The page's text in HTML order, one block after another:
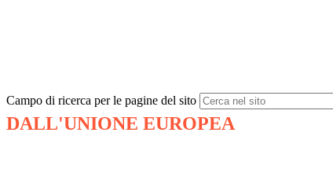
Campo di ricerca per le pagine del sito
DALL'UNIONE EUROPEA